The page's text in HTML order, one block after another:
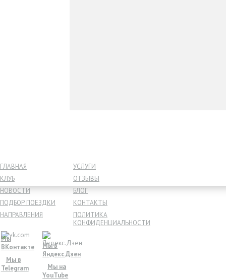
ГЛАВНАЯ
КЛУБ
НОВОСТИ
ПОДБОР ПОЕЗДКИ
НАПРАВЛЕНИЯ
УСЛУГИ
ОТЗЫВЫ
БЛОГ
КОНТАКТЫ
ПОЛИТИКА
КОНФИДЕНЦИАЛЬНОСТИ
Мы
ВКонтакте
Мы в
Telegram
Мы в
Яндекс.Дзен
Мы на
YouTube